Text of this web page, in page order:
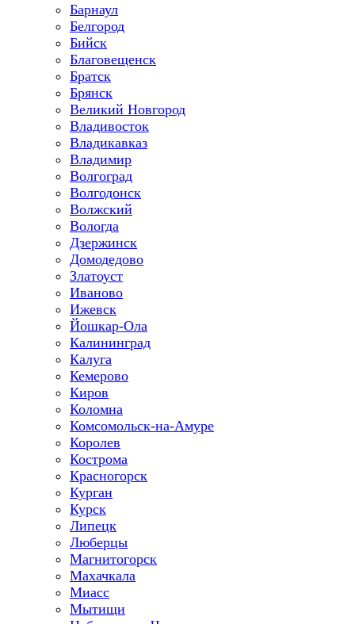
Барнаул
Белгород
Бийск
Благовещенск
Братск
Брянск
Великий Новгород
Владивосток
Владикавказ
Владимир
Волгоград
Волгодонск
Волжский
Вологда
Дзержинск
Домодедово
Златоуст
Иваново
Ижевск
Йошкар-Ола
Калининград
Калуга
Кемерово
Киров
Коломна
Комсомольск-на-Амуре
Королев
Кострома
Красногорск
Курган
Курск
Липецк
Люберцы
Магнитогорск
Махачкала
Миасс
Мытищи